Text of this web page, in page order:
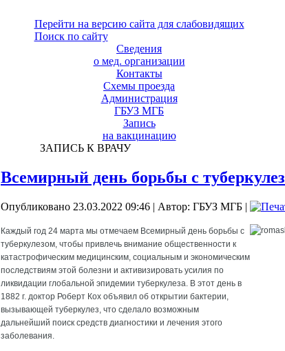
Перейти на версию сайта для слабовидящих
Поиск по сайту
Сведения
о мед. организации
Контакты
Схемы проезда
Администрация
ГБУЗ МГБ
Запись
на вакцинацию
ЗАПИСЬ К ВРАЧУ
Всемирный день борьбы с
Опубликовано 23.03.2022 09:46 | Автор: ГБУЗ МГБ |
Каждый год 24 марта мы отмечаем Всемирный день борьбы с
туберкулезом, чтобы привлечь внимание общественности к
катастрофическим медицинским, социальным и экономическим
последствиям этой болезни и активизировать усилия по
ликвидации глобальной эпидемии туберкулеза. В этот день в
1882 г. доктор Роберт Кох объявил об открытии бактерии,
вызывающей туберкулез, что сделало возможным
дальнейший поиск средств диагностики и лечения этого
заболевания.